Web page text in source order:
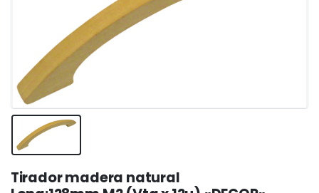
Tirador madera natural